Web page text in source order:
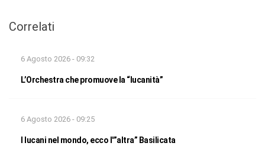
Correlati
6 Agosto 2026 - 09:32
L’Orchestra che promuove la “lucanità”
6 Agosto 2026 - 09:25
I lucani nel mondo, ecco l'”altra” Basilicata